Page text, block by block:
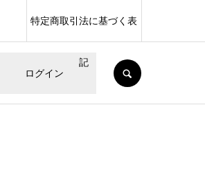
ログイン
特定商取引法に基づく表
記